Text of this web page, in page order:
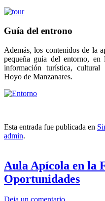
Guía del entrono
Además, los contenidos de la
pequeña guía del entorno,
información turística,
Hoyo de Manzanares.
Esta entrada fue publicada en
admin.
Aula Apícola en la
Oportunidades